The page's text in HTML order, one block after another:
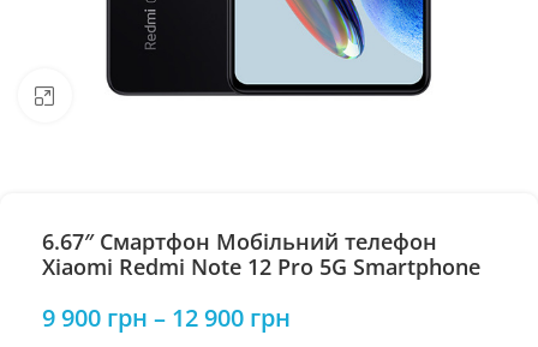
Натисніть, щоб збільшити
6.67″ Смартфон Мобільний телефон
Xiaomi Redmi Note 12 Pro 5G Smartphone
9 900 грн – 12 900 грн